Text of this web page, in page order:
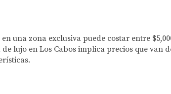
una zona exclusiva puede costar entre
lujo en Los Cabos implica precios que van